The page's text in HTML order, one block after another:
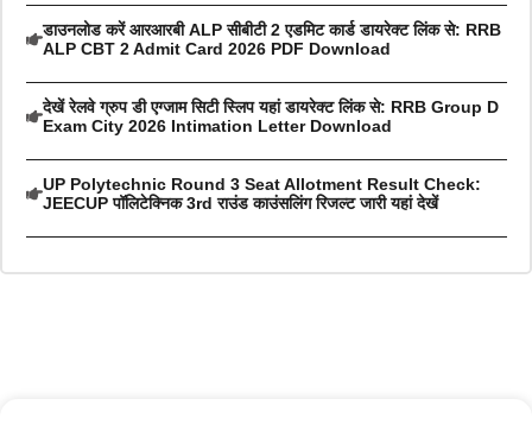
डाउनलोड करें आरआरबी ALP सीबीटी 2 एडमिट कार्ड डायरेक्ट लिंक से: RRB
ALP CBT 2 Admit Card 2026 PDF Download
देखें रेलवे ग्रुप डी एग्जाम सिटी स्लिप यहां डायरेक्ट लिंक से: RRB Group D
Exam City 2026 Intimation Letter Download
UP Polytechnic Round 3 Seat Allotment Result Check:
JEECUP पॉलिटेक्निक 3rd राउंड काउंसलिंग रिजल्ट जारी यहां देखें